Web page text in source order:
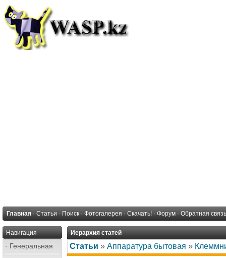
Главная · Статьи · Поиск · Фотогалерея · Скачать! · Форум · Обратная связь
Навигация
· Генеральная
Иерархия статей
Статьи » Аппаратура бытовая »